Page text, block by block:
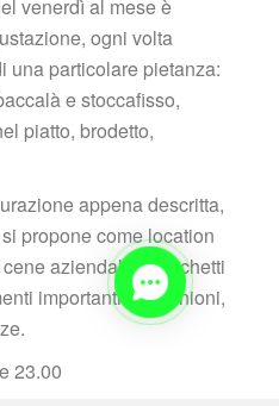
venerdì al mese è
ogni volta
una particolare pietanza:
e stoccafisso,
piatto, brodetto,
appena descritta,
propone come location
aziendali a banchetti
importanti (comunioni,
23.00